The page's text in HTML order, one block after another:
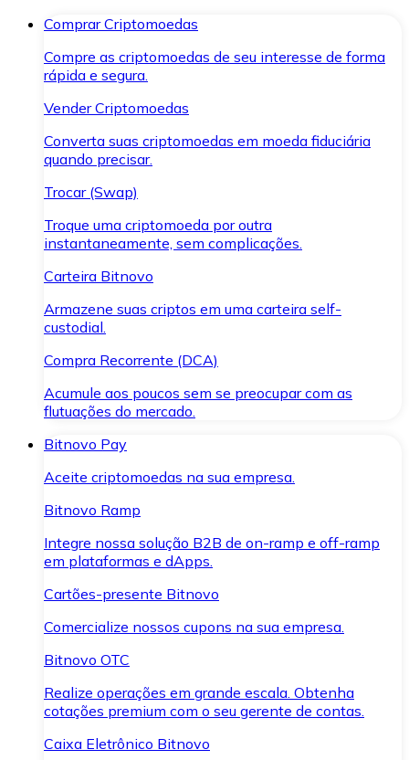
Comprar Criptomoedas
Compre as criptomoedas de seu interesse de forma
rápida e segura.
Vender Criptomoedas
Converta suas criptomoedas em moeda fiduciária
quando precisar.
Trocar (Swap)
Troque uma criptomoeda por outra
instantaneamente, sem complicações.
Carteira Bitnovo
Armazene suas criptos em uma carteira self-
custodial.
Compra Recorrente (DCA)
Acumule aos poucos sem se preocupar com as
flutuações do mercado.
Bitnovo Pay
Aceite criptomoedas na sua empresa.
Bitnovo Ramp
Integre nossa solução B2B de on-ramp e off-ramp
em plataformas e dApps.
Cartões-presente Bitnovo
Comercialize nossos cupons na sua empresa.
Bitnovo OTC
Realize operações em grande escala. Obtenha
cotações premium com o seu gerente de contas.
Caixa Eletrônico Bitnovo